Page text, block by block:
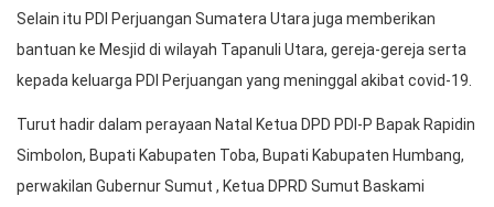
Selain itu PDI Perjuangan Sumatera Utara juga memberikan
bantuan ke Mesjid di wilayah Tapanuli Utara, gereja-gereja serta
kepada keluarga PDI Perjuangan yang meninggal akibat covid-19.
Turut hadir dalam perayaan Natal Ketua DPD PDI-P Bapak Rapidin
Simbolon, Bupati Kabupaten Toba, Bupati Kabupaten Humbang,
perwakilan Gubernur Sumut , Ketua DPRD Sumut Baskami